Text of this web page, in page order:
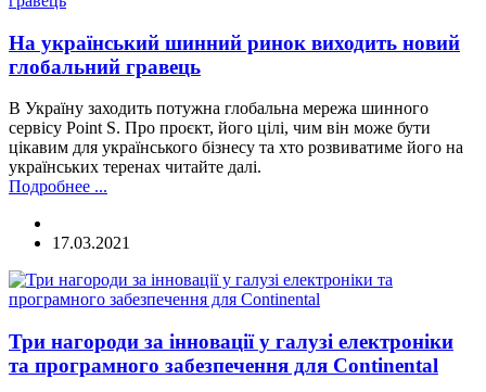
На український шинний ринок виходить новий
глобальний гравець
В Україну заходить потужна глобальна мережа шинного
сервісу Point S. Про проєкт, його цілі, чим він може бути
цікавим для українського бізнесу та хто розвиватиме його на
українських теренах читайте далі.
Подробнее ...
17.03.2021
Три нагороди за інновації у галузі електроніки
та програмного забезпечення для Continental